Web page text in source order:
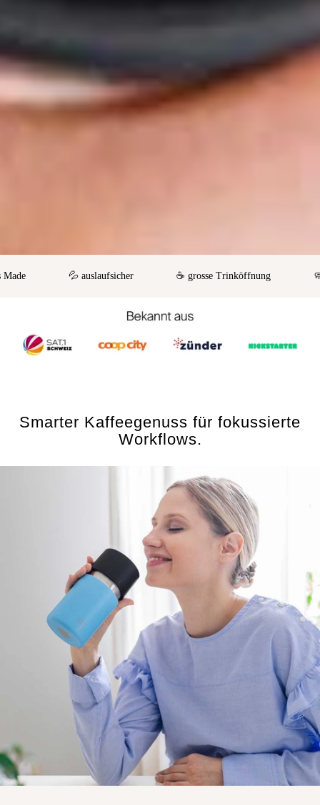
💦 auslaufsicher ☕️ grosse Trinköffnung 🧼
Smarter Kaffeegenuss für fokussierte
Workflows.